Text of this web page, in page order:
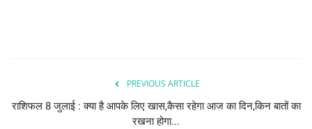
PREVIOUS ARTICLE
राशिफल 8 जुलाई : क्या है आपके लिए खास,कैसा रहेगा आज का दिन,किन बातों का
रखना होगा...